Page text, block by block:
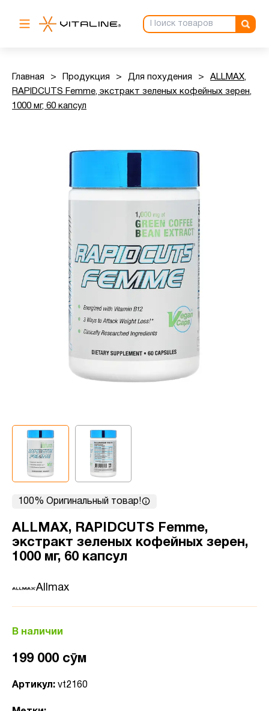
Главная > Продукция > Для похудения >
ALLMAX,
RAPIDCUTS Femme, экстракт зеленых кофейных зерен,
1000 мг, 60 капсул
100% Оригинальный товар!
ALLMAX, RAPIDCUTS Femme,
экстракт зеленых кофейных зерен,
1000 мг, 60 капсул
Allmax
В наличии
199 000 сӯм
Артикул: vt2160